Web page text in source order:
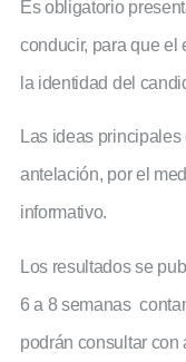
Es obligatorio
conducir, para que el
la identidad del
Las ideas
antelación, por el
informativo.
Los resultados se
6 a 8 semanas
podrán consultar con